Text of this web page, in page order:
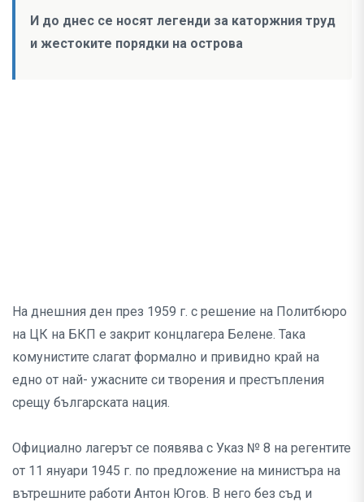
И до днес се носят легенди за каторжния труд
и жестоките порядки на острова
На днешния ден през 1959 г. с решение на Политбюро
на ЦК на БКП е закрит концлагера Белене. Така
комунистите слагат формално и привидно край на
едно от най- ужасните си творения и престъпления
срещу българската нация.
Официално лагерът се появява с Указ № 8 на регентите
от 11 януари 1945 г. по предложение на министъра на
вътрешните работи Антон Югов. В него без съд и